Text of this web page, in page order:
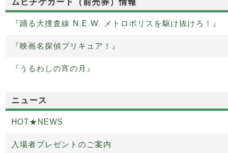
『踊る大捜査線 N.E.W. メトロポリスを駆け抜けろ！』
『映画名探偵プリキュア！』
『うるわしの宵の月』
ニュース
HOT★NEWS
入場者プレゼントのご案内